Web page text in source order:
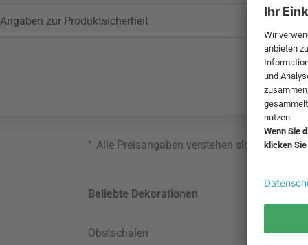
Angaben zur Produktsicherheit
* Alle Preisangaben verstehen sich inklusive
Beliebte Dekorationen
Obstschalen